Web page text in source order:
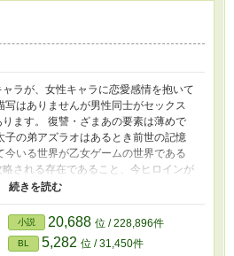
ラが、女性キャラに恋愛感情を抱いて
写はありませんが男性同士がセックス
ます。 復讐・ざまあの要素は薄めで
子の弟アズラオはあるとき前世の記憶
今いる世界が乙女ゲームの世界である
される存在であること、今ヒロインが
絡した兄弟丼エンドであることを知っ
そんな結末を迎えるくらいなら、自
る！ こうしてアズラオは恋愛フラグ
だった。
小説 20,688 位 / 228,896件
BL 5,282 位 / 31,450件